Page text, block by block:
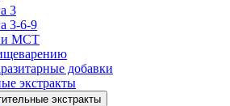
3
3-6-9
MCT
добавки
экстракты
экстракты